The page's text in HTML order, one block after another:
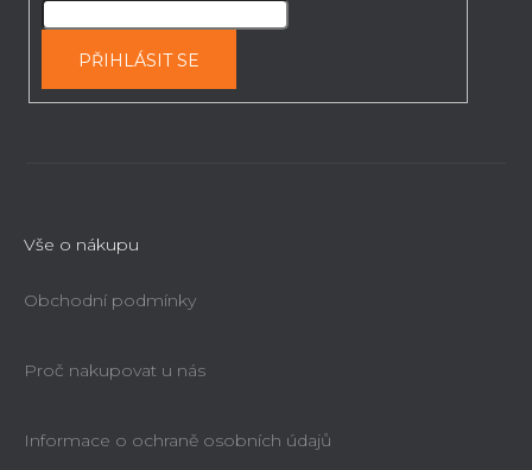
PŘIHLÁSIT SE
Vše o nákupu
Obchodní podmínky
Proč nakupovat u nás
Informace o ochraně osobních údajů